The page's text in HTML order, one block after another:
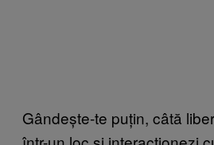
Gândește-te puțin, câtă